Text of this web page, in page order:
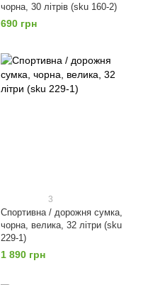
чорна, 30 літрів (sku 160-2)
690 грн
3
Спортивна / дорожня сумка,
чорна, велика, 32 літри (sku
229-1)
1 890 грн